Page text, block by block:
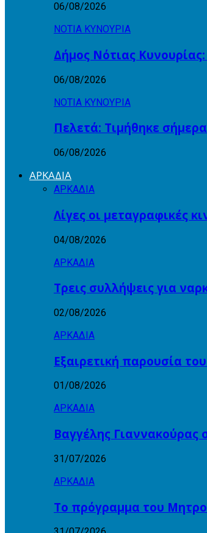
06/08/2026
ΝΟΤΙΑ ΚΥΝΟΥΡΙΑ
Δήμος Νότιας
06/08/2026
ΝΟΤΙΑ ΚΥΝΟΥΡΙΑ
Πελετά: Τιμήθηκε
06/08/2026
ΑΡΚΑΔΙΑ
ΑΡΚΑΔΙΑ
Λίγες οι μεταγραφικές
04/08/2026
ΑΡΚΑΔΙΑ
Τρεις συλλήψεις για
02/08/2026
ΑΡΚΑΔΙΑ
Εξαιρετική παρουσία
01/08/2026
ΑΡΚΑΔΙΑ
Βαγγέλης Γιαννακούρας
31/07/2026
ΑΡΚΑΔΙΑ
Το πρόγραμμα του